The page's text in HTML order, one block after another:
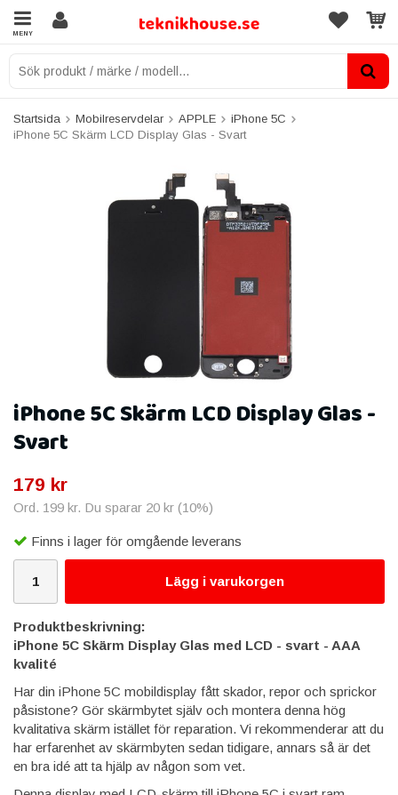
MENY
Startsida Mobilreservdelar APPLE
iPhone 5C
iPhone 5C Skärm LCD Display Glas - Svart
iPhone 5C Skärm LCD Display Glas -
Svart
179 kr
Ord. 199 kr. Du sparar 20 kr (10%)
Finns i lager för omgående leverans
Lägg i varukorgen
Produktbeskrivning:
iPhone 5C Skärm Display Glas med LCD - svart - AAA
kvalité
Har din iPhone 5C mobildisplay fått skador, repor och sprickor
påsistone? Gör skärmbytet själv och montera denna hög
kvalitativa skärm istället för reparation. Vi rekommenderar att du
har erfarenhet av skärmbyten sedan tidigare, annars så är det
en bra idé att ta hjälp av någon som vet.